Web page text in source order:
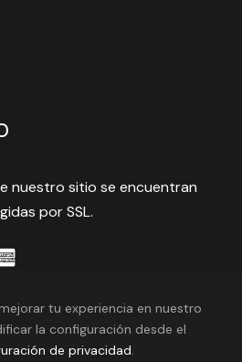
nuestro sitio se encuentran
por SSL.
tu experiencia en nuestro
la configuración desde el
de privacidad.